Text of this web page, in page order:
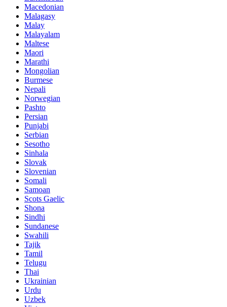
Macedonian
Malagasy
Malay
Malayalam
Maltese
Maori
Marathi
Mongolian
Burmese
Nepali
Norwegian
Pashto
Persian
Punjabi
Serbian
Sesotho
Sinhala
Slovak
Slovenian
Somali
Samoan
Scots Gaelic
Shona
Sindhi
Sundanese
Swahili
Tajik
Tamil
Telugu
Thai
Ukrainian
Urdu
Uzbek